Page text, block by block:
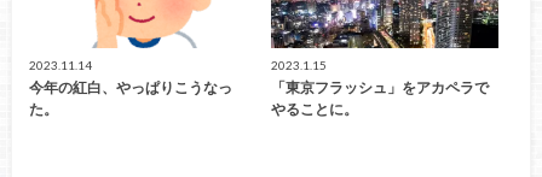
2023.11.14
今年の紅白、やっぱりこうなっ
た。
2023.1.15
「東京フラッシュ」をアカペラで
やることに。